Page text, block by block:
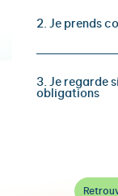
2. Je prends
3. Je regarde
obligations